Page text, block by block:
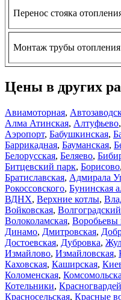
Перенос стояка
Монтаж трубы отопления
Цены в других
Авиамоторная,
Алма Атинская, Алтуфьево,
Аэропорт, Бабушкинская,
Баррикадная, Бауманская,
Белорусская, Беляево,
Битцевский парк, Борисово,
Братиславская, Адмирала
Рокоссовского, Бунинская
ВДНХ, Верхние котлы,
Войковская,
Волоколамская, Воробьевы
Динамо, Дмитровская,
Достоевская, Дубровка,
Измайлово, Измайловская,
Каховская, Каширская,
Коломенская,
Котельники,
Красносельская, Красные